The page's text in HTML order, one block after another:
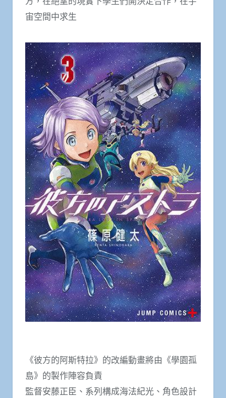
宙空間中求生
《彼方的阿斯特拉》的改編動畫將由《學園孤
島》的製作陣容負責
監督安藤正臣、系列構成海法紀光、角色設計